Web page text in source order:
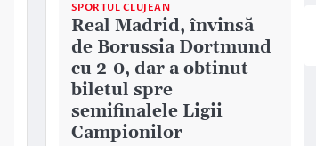
SPORTUL CLUJEAN
Real Madrid, învinsă
de Borussia Dortmund
cu 2-0, dar a obtinut
biletul spre
semifinalele Ligii
Campionilor